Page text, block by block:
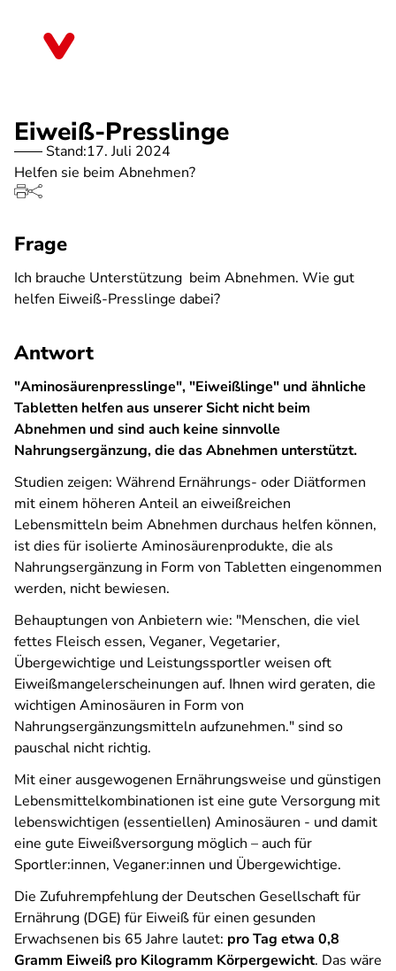
Eiweiß-Presslinge
Stand:17. Juli 2024
Helfen sie beim Abnehmen?
Frage
Ich brauche Unterstützung beim Abnehmen. Wie gut
helfen Eiweiß-Presslinge dabei?
Antwort
"Aminosäurenpresslinge", "Eiweißlinge" und ähnliche
Tabletten helfen aus unserer Sicht nicht beim
Abnehmen und sind auch keine sinnvolle
Nahrungsergänzung, die das Abnehmen unterstützt.
Studien zeigen: Während Ernährungs- oder Diätformen
mit einem höheren Anteil an eiweißreichen
Lebensmitteln beim Abnehmen durchaus helfen können,
ist dies für isolierte Aminosäurenprodukte, die als
Nahrungsergänzung in Form von Tabletten eingenommen
werden, nicht bewiesen.
Behauptungen von Anbietern wie: "Menschen, die viel
fettes Fleisch essen, Veganer, Vegetarier,
Übergewichtige und Leistungssportler weisen oft
Eiweißmangelerscheinungen auf. Ihnen wird geraten, die
wichtigen Aminosäuren in Form von
Nahrungsergänzungsmitteln aufzunehmen." sind so
pauschal nicht richtig.
Mit einer ausgewogenen Ernährungsweise und günstigen
Lebensmittelkombinationen ist eine gute Versorgung mit
lebenswichtigen (essentiellen) Aminosäuren - und damit
eine gute Eiweißversorgung möglich – auch für
Sportler:innen, Veganer:innen und Übergewichtige.
Die Zufuhrempfehlung der Deutschen Gesellschaft für
Ernährung (DGE) für Eiweiß für einen gesunden
Erwachsenen bis 65 Jahre lautet: pro Tag etwa 0,8
Gramm Eiweiß pro Kilogramm Körpergewicht. Das wäre